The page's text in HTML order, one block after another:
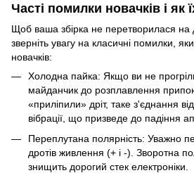
Часті помилки новачків і як
Щоб ваша збірка не перетворилася на
зверніть увагу на класичні помилки,
новачків:
Холодна пайка: Якщо ви не
майданчик до розплавлення
«приліпили» дріт, таке з'єднання
вібрації, що призведе до падіння
Переплутана полярність: Уважно
дротів живлення (+ і -). Зворотна
знищить дорогий стек електроніки.